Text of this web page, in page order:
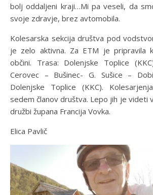
bolj oddaljeni kraji…Mi pa veseli, da
svoje zdravje, brez avtomobila.
Kolesarska sekcija društva pod
je zelo aktivna. Za ETM je pripravila
občini. Trasa: Dolenjske Toplice
Cerovec – Bušinec- G. Sušice –
Dolenjske Toplice (KKC).
sedem članov društva. Lepo jih je videti
družbi župana Francija Vovka.
Elica Pavlič